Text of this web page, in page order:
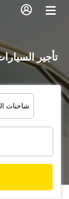
تأجير
شاحنات